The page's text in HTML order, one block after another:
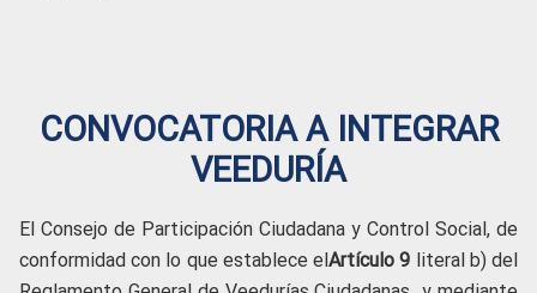
CONVOCATORIA A INTEGRAR
VEEDURÍA
El Consejo de Participación Ciudadana y Control Social, de
conformidad con lo que establece elArtículo 9 literal b) del